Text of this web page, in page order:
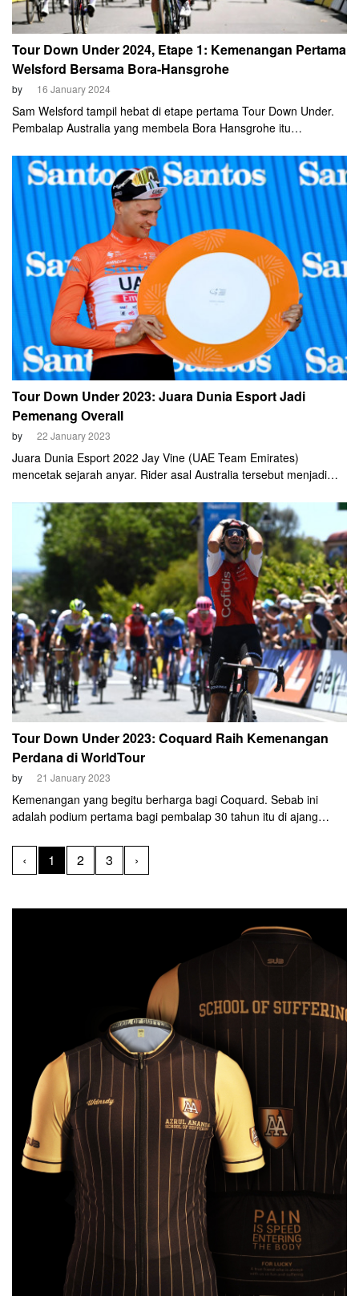
Tour Down Under 2024, Etape 1: Kemenangan Pertama
Welsford Bersama Bora-Hansgrohe
by 16 January 2024
Sam Welsford tampil hebat di etape pertama Tour Down Under.
Pembalap Australia yang membela Bora Hansgrohe itu
WorldTour perdana musim 2024 tersebut.
Tour Down Under 2023: Juara Dunia Esport Jadi
Pemenang Overall
by 22 January 2023
Juara Dunia Esport 2022 Jay Vine (UAE Team Emirates)
mencetak sejarah anyar. Rider asal Australia tersebut menjadi
Tour Down Under 2023: Coquard Raih Kemenangan
Perdana di WorldTour
by 21 January 2023
Kemenangan yang begitu berharga bagi Coquard. Sebab ini
adalah podium pertama bagi pembalap 30 tahun itu di ajang
‹ 1 2 3 ›